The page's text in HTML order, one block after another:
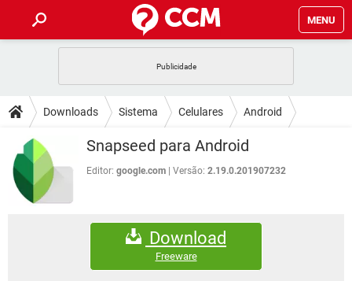
MENU
CELULAR FACEBOOK
OUTLOOK EXCEL
INSTAGRAM GMAIL
GUIA DE COMPRAS
DICAS
JOGOS WHATSAPP
CELULAR
OUTLOOK
DOWNLOADS
JOGOS WHATSAPP
CELULAR
EXCEL
GMAIL
FÓRUM
FACEBOOK
EXCEL
WHATSAPP
Downloads Sistema Celulares Android
Snapseed para Android
Editor: google.com Versão: 2.19.0.201907232
Download
Freeware